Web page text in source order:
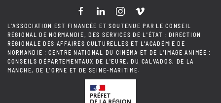
L'ASSOCIATION EST FINANCÉE ET SOUTENUE PAR LE CONSEIL
RÉGIONAL DE NORMANDIE, DES SERVICES DE L'ÉTAT : DIRECTION
RÉGIONALE DES AFFAIRES CULTURELLES ET L'ACADÉMIE DE
NORMANDIE ; CENTRE NATIONAL DU CINÉMA ET DE L'IMAGE ANIMÉE ;
CONSEILS DÉPARTEMENTAUX DE L'EURE, DU CALVADOS, DE LA
MANCHE, DE L'ORNE ET DE SEINE-MARITIME.